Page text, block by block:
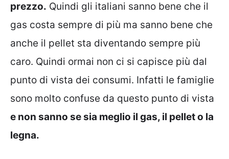
prezzo. Quindi gli italiani sanno bene che il
gas costa sempre di più ma sanno bene che
anche il pellet sta diventando sempre più
caro. Quindi ormai non ci si capisce più dal
punto di vista dei consumi. Infatti le famiglie
sono molto confuse da questo punto di vista
e non sanno se sia meglio il gas, il pellet o la
legna.